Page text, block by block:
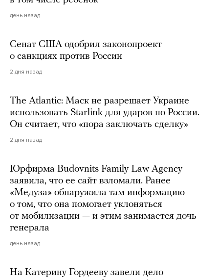
день назад
Сенат США одобрил законопроект
о санкциях против России
2 дня назад
The Atlantic: Маск не разрешает Украине
использовать Starlink для ударов по России.
Он считает, что «пора заключать сделку»
2 дня назад
Юрфирма Budovnits Family Law Agency
заявила, что ее сайт взломали. Ранее
«Медуза» обнаружила там информацию
о том, что она помогает уклоняться
от мобилизации — и этим занимается дочь
генерала
день назад
На Катерину Гордееву завели дело